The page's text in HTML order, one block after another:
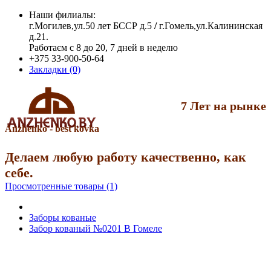
Наши филиалы:
г.Могилев,ул.50 лет БССР д.5 /г.Гомель,ул.Калининская
д.21.
Работаєм с 8 до 20, 7 дней в неделю
+375 33-900-50-64
Закладки (0)
7 Лет на рынке
Anzhenko - best kovka
Делаем любую работу качественно, как
себе.
Просмотренные товары (1)
Заборы кованые
Забор кованый №0201 В Гомеле